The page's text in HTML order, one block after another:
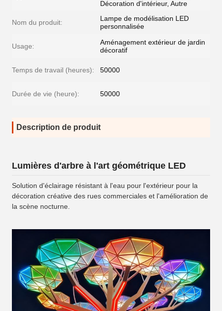
Décoration d'intérieur, Autre
Nom du produit:
Lampe de modélisation LED
personnalisée
Usage:
Aménagement extérieur de jardin
décoratif
Temps de travail (heures): 50000
Durée de vie (heure): 50000
Description de produit
Lumières d'arbre à l'art géométrique LED
Solution d'éclairage résistant à l'eau pour l'extérieur pour la
décoration créative des rues commerciales et l'amélioration de
la scène nocturne.